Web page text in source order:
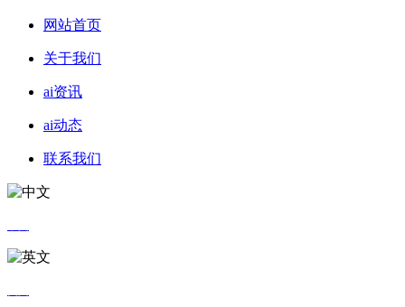
网站首页
关于我们
ai资讯
ai动态
联系我们